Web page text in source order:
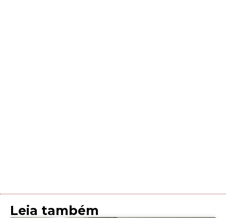
Leia também